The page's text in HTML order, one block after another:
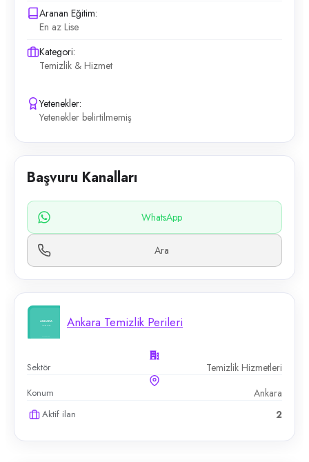
Aranan Eğitim:
En az Lise
Kategori:
Temizlik & Hizmet
Yetenekler:
Yetenekler belirtilmemiş
Başvuru Kanalları
WhatsApp
Ara
Ankara Temizlik Perileri
Sektör Temizlik Hizmetleri
Konum Ankara
Aktif ilan 2